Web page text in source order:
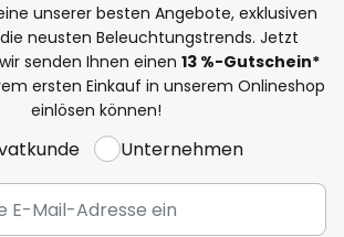
unserer besten Angebote, exklusiven
neusten Beleuchtungstrends. Jetzt
senden Ihnen einen 13 %-Gutschein*
ersten Einkauf in unserem Onlineshop
einlösen können!
Unternehmen